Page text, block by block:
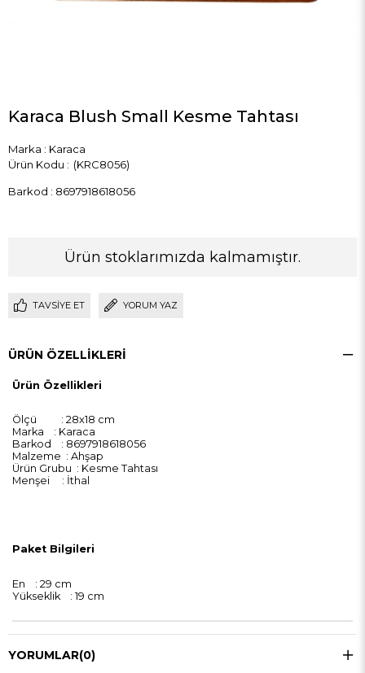
Karaca Blush Small Kesme Tahtası
Marka : Karaca
(KRC8056)
Barkod : 8697918618056
Ürün stoklarımızda kalmamıştır.
TAVSIYE ET YORUM YAZ
ÜRÜN ÖZELLIKLERI
Ürün Özellikleri
Ölçü : 28x18 cm
Marka : Karaca
Barkod : 8697918618056
Malzeme : Ahşap
Ürün Grubu : Kesme Tahtası
Menşei : İthal
Paket Bilgileri
En : 29 cm
Yükseklik : 19 cm
YORUMLAR(0)